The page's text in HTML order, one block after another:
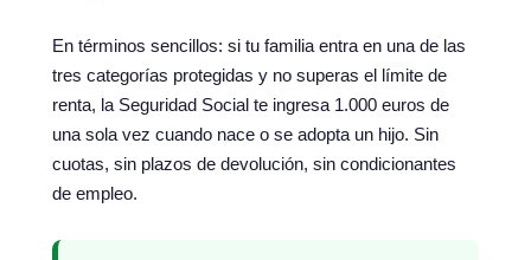
En términos sencillos: si tu familia entra en una de las
tres categorías protegidas y no superas el límite de
renta, la Seguridad Social te ingresa 1.000 euros de
una sola vez cuando nace o se adopta un hijo. Sin
cuotas, sin plazos de devolución, sin condicionantes
de empleo.